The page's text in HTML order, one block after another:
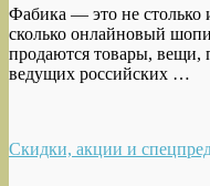
Фабика — это не столько
сколько онлайновый
продаются товары, вещи,
ведущих российских …
Скидки, акции и